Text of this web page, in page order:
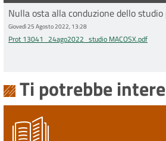
Nulla osta alla conduzione dello studio
Giovedì 25 Agosto 2022, 13:28
Prot 13041_24ago2022_studio MACOSX.pdf
Ti potrebbe